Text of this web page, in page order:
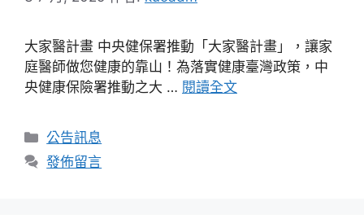
大家醫計畫 中央健保署推動「大家醫計畫」，讓家
庭醫師做您健康的靠山！為落實健康臺灣政策，中
央健康保險署推動之大 … 閱讀全文
分
類
公告訊息
發佈留言